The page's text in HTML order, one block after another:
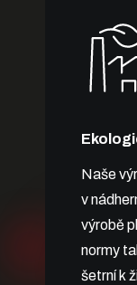
Naše
v
výrobě
normy
šetrní k